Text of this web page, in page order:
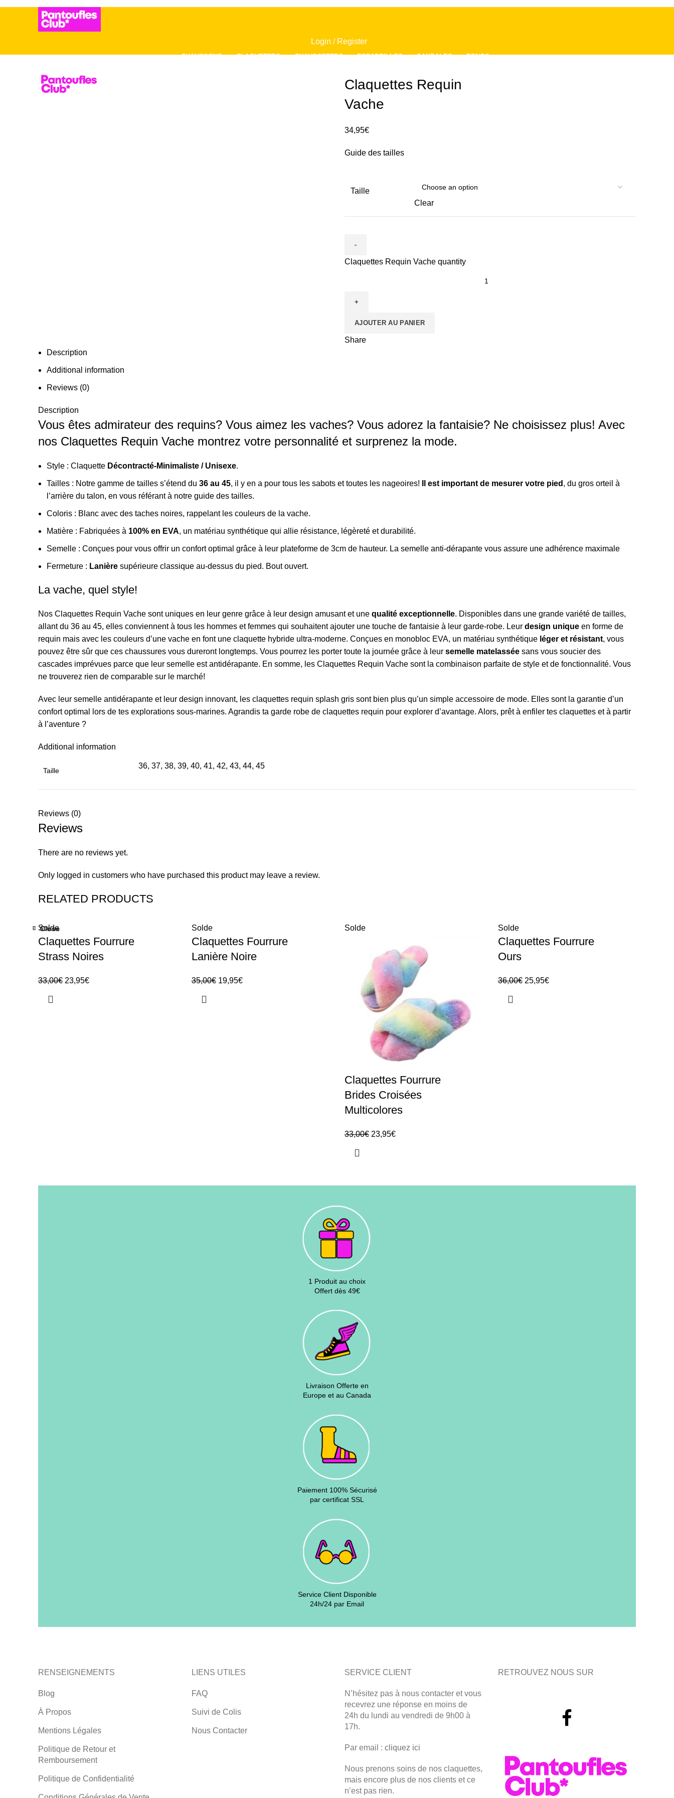
Login / Register
0,00€
CHAUSSONS CLAQUETTES CHAUSSETTES ESPADRILLES SANDALES TONGS
€
Claquettes Requin
Vache
34,95€
Guide des tailles
Taille
Clear
Claquettes Requin Vache quantity
AJOUTER AU PANIER
Share
Description
Additional information
Reviews (0)
Description
Vous êtes admirateur des requins? Vous aimez les vaches? Vous adorez la fantaisie? Ne choisissez plus! Avec
nos Claquettes Requin Vache montrez votre personnalité et surprenez la mode.
Style : Claquette Décontracté-Minimaliste / Unisexe.
Tailles : Notre gamme de tailles s’étend du 36 au 45, il y en a pour tous les sabots et toutes les nageoires! Il est important de mesurer votre pied , du gros orteil à
l’arrière du talon, en vous référant à notre guide des tailles.
Coloris : Blanc avec des taches noires, rappelant les couleurs de la vache.
Matière : Fabriquées à 100% en EVA, un matériau synthétique qui allie résistance, légèreté et durabilité.
Semelle : Conçues pour vous offrir un confort optimal grâce à leur plateforme de 3cm de hauteur. La semelle anti-dérapante vous assure une adhérence maximale
Fermeture : Lanière supérieure classique au-dessus du pied. Bout ouvert.
La vache, quel style!
Nos Claquettes Requin Vache sont uniques en leur genre grâce à leur design amusant et une qualité exceptionnelle. Disponibles dans une grande variété de tailles,
allant du 36 au 45, elles conviennent à tous les hommes et femmes qui souhaitent ajouter une touche de fantaisie à leur garde-robe. Leur design unique en forme de
requin mais avec les couleurs d’une vache en font une claquette hybride ultra-moderne. Conçues en monobloc EVA, un matériau synthétique léger et résistant, vous
pouvez être sûr que ces chaussures vous dureront longtemps. Vous pourrez les porter toute la journée grâce à leur semelle matelassée sans vous soucier des
cascades imprévues parce que leur semelle est antidérapante. En somme, les Claquettes Requin Vache sont la combinaison parfaite de style et de fonctionnalité. Vous
ne trouverez rien de comparable sur le marché!
Avec leur semelle antidérapante et leur design innovant, les claquettes requin splash gris sont bien plus qu’un simple accessoire de mode. Elles sont la garantie d’un
confort optimal lors de tes explorations sous-marines. Agrandis ta garde robe de claquettes requin pour explorer d’avantage. Alors, prêt à enfiler tes claquettes et à partir
à l’aventure ?
Additional information
Taille
36, 37, 38, 39, 40, 41, 42, 43, 44, 45
Reviews (0)
Reviews
There are no reviews yet.
Only logged in customers who have purchased this product may leave a review.
RELATED PRODUCTS
Solde
Close
Claquettes Fourrure
Strass Noires
33,00€ 23,95€
Solde
Close
Claquettes Fourrure
Lanière Noire
35,00€ 19,95€
Solde
Close
Claquettes Fourrure
Brides Croisées
Multicolores
33,00€ 23,95€
Solde
Close
Claquettes Fourrure
Ours
36,00€ 25,95€
Close
Close
Close
Close
1 Produit au choix
Offert dès 49€
Livraison Offerte en
Europe et au Canada
Paiement 100% Sécurisé
par certificat SSL
Service Client Disponible
24h/24 par Email
RENSEIGNEMENTS
Blog
À Propos
Mentions Légales
Politique de Retour et
Remboursement
Politique de Confidentialité
LIENS UTILES
FAQ
Suivi de Colis
Nous Contacter
SERVICE CLIENT
N’hésitez pas à nous contacter et vous
recevrez une réponse en moins de
24h du lundi au vendredi de 9h00 à
17h.
Par email : cliquez ici
Nous prenons soins de nos claquettes,
mais encore plus de nos clients et ce
n’est pas rien.
RETROUVEZ NOUS SUR